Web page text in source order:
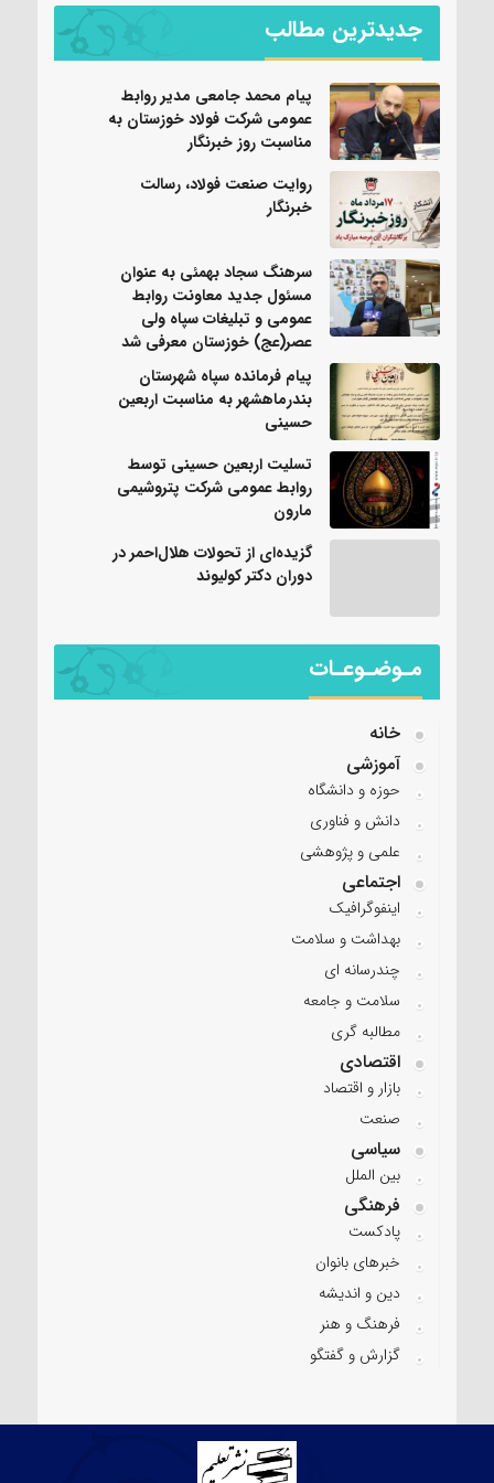
جدیدترین مطالب
پیام محمد جامعی مدیر روابط
عمومی شرکت فولاد خوزستان به
مناسبت روز خبرنگار
روایت صنعت فولاد،‌ رسالت
خبرنگار
سرهنگ سجاد بهمئی به عنوان
مسئول جدید معاونت روابط
عمومی و تبلیغات سپاه ولی
عصر(عج) خوزستان معرفی شد
پیام فرمانده سپاه شهرستان
بندرماهشهر به مناسبت اربعین
حسینی
تسلیت اربعین حسینی توسط
روابط عمومی شرکت پتروشیمی
مارون
گزیده‌ای از تحولات هلال‌احمر در
دوران دکتر کولیوند
مـوضـوعـات
خانه
آموزشی
حوزه و دانشگاه
دانش و فناوری
علمی و پژوهشی
اجتماعی
اینفوگرافیک
بهداشت و سلامت
چندرسانه ای
سلامت و جامعه
مطالبه گری
اقتصادی
بازار و اقتصاد
صنعت
سیاسی
بین الملل
فرهنگی
پادکست
خبرهای بانوان
دین و اندیشه
فرهنگ و هنر
گزارش و گفتگو